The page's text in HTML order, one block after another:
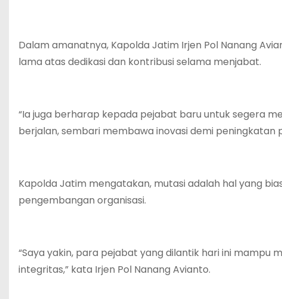
Dalam amanatnya, Kapolda Jatim Irjen Pol Nanang
lama atas dedikasi dan kontribusi selama menjabat.
“Ia juga berharap kepada pejabat baru untuk segera
berjalan, sembari membawa inovasi demi peningkatan
Kapolda Jatim mengatakan, mutasi adalah hal yang
pengembangan organisasi.
“Saya yakin, para pejabat yang dilantik hari ini mampu
integritas,” kata Irjen Pol Nanang Avianto.